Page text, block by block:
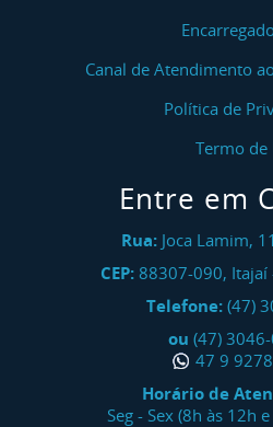
Canal de Atendimento
Política de
Termo de
Entre em
Rua: Joca Lamim,
CEP: 88307-090, Itajaí
Telefone: (47)
ou (47)
47 9
Horário de
Seg - Sex (8h às 12h